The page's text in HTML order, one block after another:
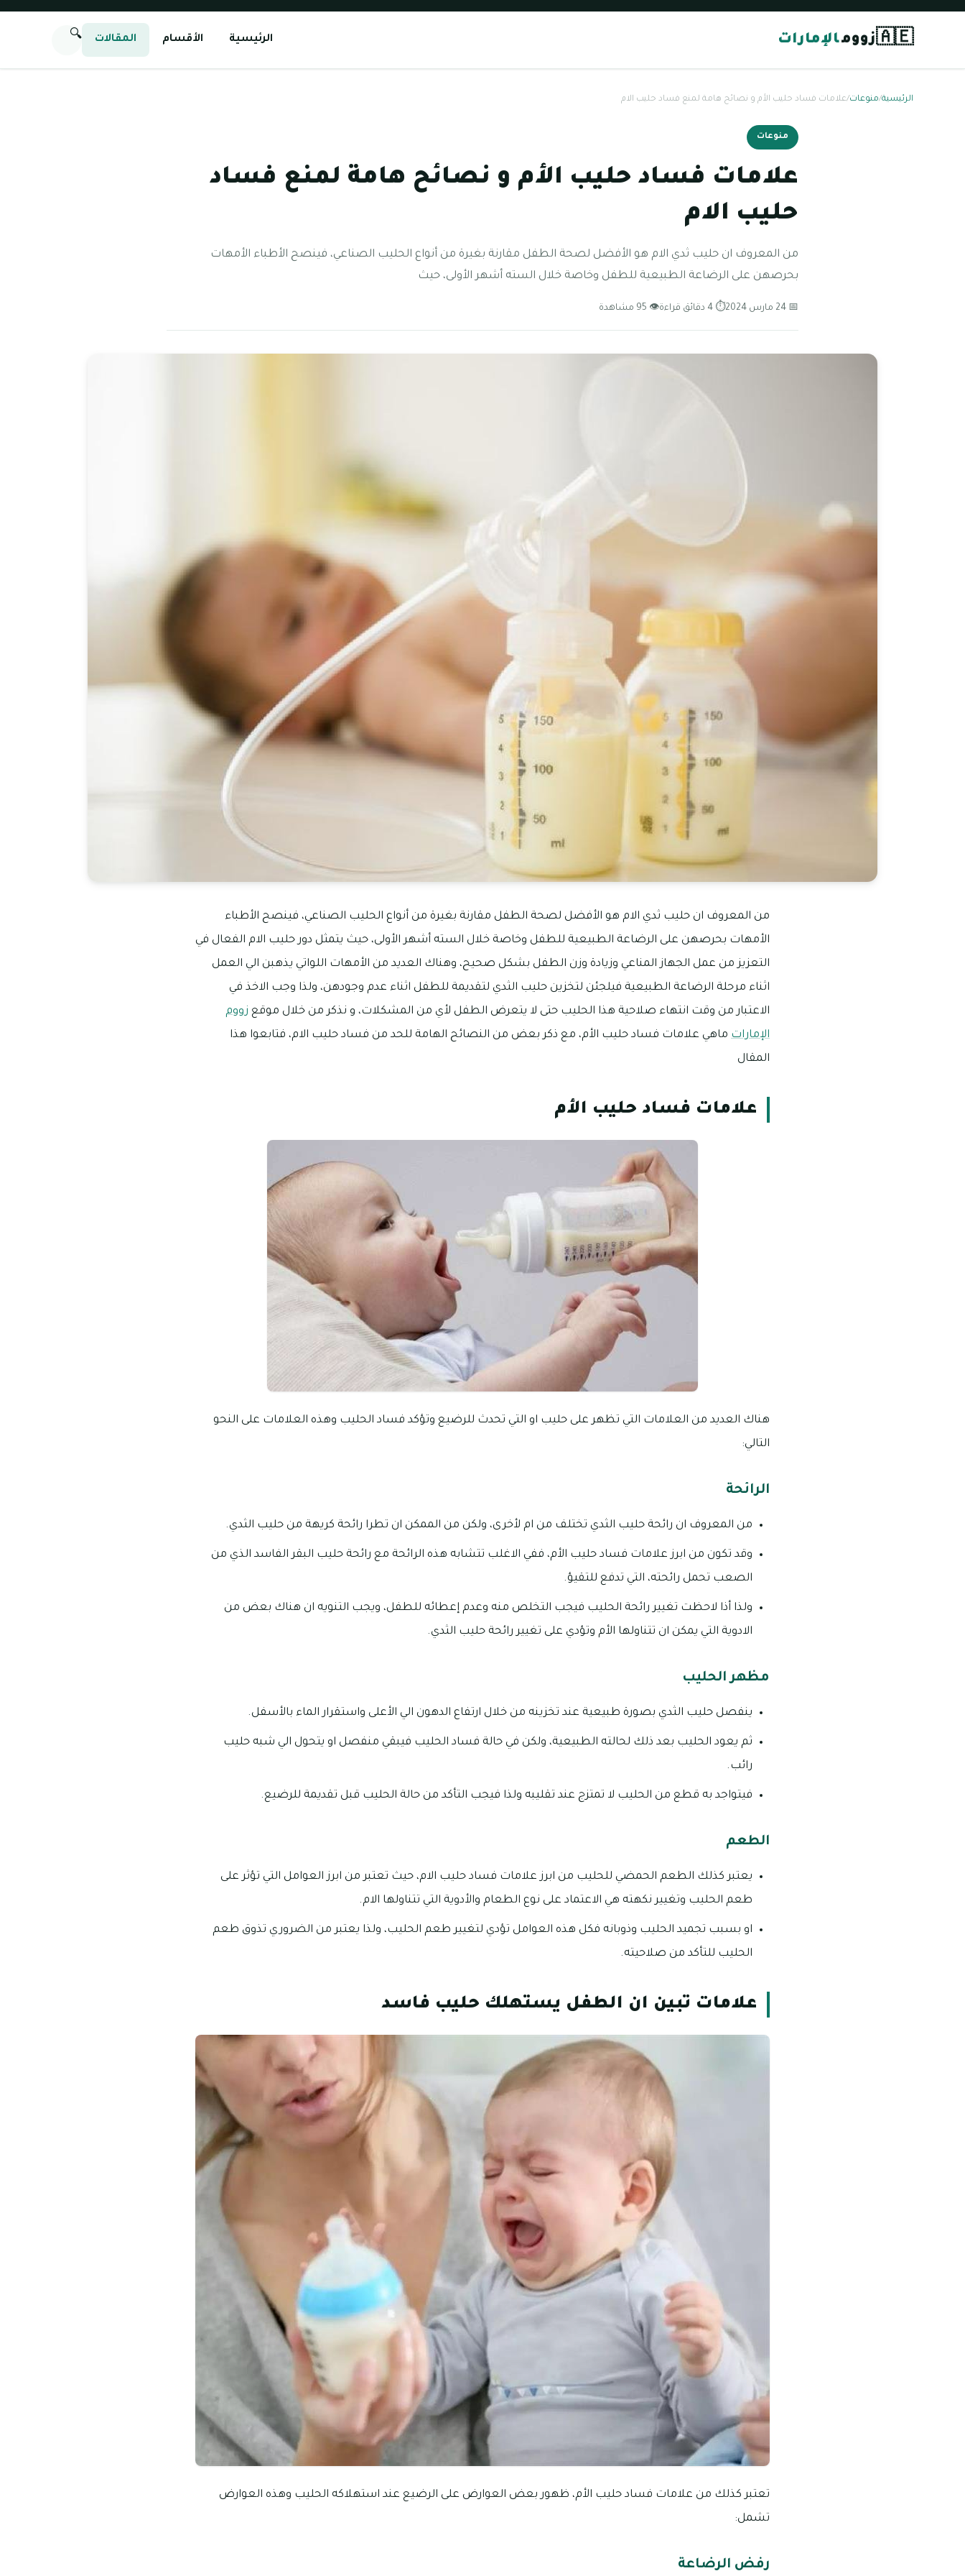
🇦🇪زوومالإمارات الرئيسية الأقسام المقالات 🔍
الرئيسية/منوعات/علامات فساد حليب الأم و نصائح هامة لمنع فساد حليب الام
منوعات
علامات فساد حليب الأم و نصائح هامة لمنع فساد
حليب الام
من المعروف ان حليب ثدي الام هو الأفضل لصحة الطفل مقارنة بغيرة من أنواع الحليب الصناعي، فينصح الأطباء الأمهات
بحرصهن على الرضاعة الطبيعية للطفل وخاصة خلال السته أشهر الأولى، حيث
📅 24 مارس 2024 ⏱ 4 دقائق قراءة 👁 95 مشاهدة
من المعروف ان حليب ثدي الام هو الأفضل لصحة الطفل مقارنة بغيرة من أنواع الحليب الصناعي، فينصح الأطباء
الأمهات بحرصهن على الرضاعة الطبيعية للطفل وخاصة خلال السته أشهر الأولى، حيث يتمثل دور حليب الام الفعال في
التعزيز من عمل الجهاز المناعي وزيادة وزن الطفل بشكل صحيح، وهناك العديد من الأمهات اللواتي يذهبن الي العمل
اثناء مرحلة الرضاعة الطبيعية فيلجئن لتخزين حليب الثدي لتقديمة للطفل اثناء عدم وجودهن، ولذا وجب الاخذ في
الاعتبار من وقت انتهاء صلاحية هذا الحليب حتى لا يتعرض الطفل لأي من المشكلات، و نذكر من خلال موقع زووم
الإمارات ماهي علامات فساد حليب الأم، مع ذكر بعض من النصائح الهامة للحد من فساد حليب الام، فتابعوا هذا
المقال
علامات فساد حليب الأم
هناك العديد من العلامات التي تظهر على حليب او التي تحدث للرضيع وتؤكد فساد الحليب وهذه العلامات على النحو
التالي:
الرائحة
من المعروف ان رائحة حليب الثدي تختلف من ام لأخرى، ولكن من الممكن ان تطرا رائحة كريهة من حليب الثدي.
وقد تكون من ابرز علامات فساد حليب الأم، ففي الاغلب تتشابه هذه الرائحة مع رائحة حليب البقر الفاسد الذي من
الصعب تحمل رائحته، التي تدفع للتقيؤ.
ولذا أذا لاحظت تغيير رائحة الحليب فيجب التخلص منه وعدم إعطائه للطفل، ويجب التنويه ان هناك بعض من
الادوية التي يمكن ان تتناولها الأم وتؤدي على تغيير رائحة حليب الثدي.
مظهر الحليب
ينفصل حليب الثدي بصورة طبيعية عند تخزينه من خلال ارتفاع الدهون الي الأعلى واستقرار الماء بالأسفل.
ثم يعود الحليب بعد ذلك لحالته الطبيعية، ولكن في حالة فساد الحليب فيبقي منفصل او يتحول الي شبه حليب
رائب.
فيتواجد به قطع من الحليب لا تمتزج عند تقليبه ولذا فيجب التأكد من حالة الحليب قبل تقديمة للرضيع.
الطعم
يعتبر كذلك الطعم الحمضي للحليب من ابرز علامات فساد حليب الام، حيث تعتبر من ابرز العوامل التي تؤثر على
طعم الحليب وتغيير نكهته هي الاعتماد على نوع الطعام والأدوية التي تتناولها الام.
او بسبب تجميد الحليب وذوبانه فكل هذه العوامل تؤدي لتغيير طعم الحليب، ولذا يعتبر من الضروري تذوق طعم
الحليب للتأكد من صلاحيته.
علامات تبين ان الطفل يستهلك حليب فاسد
تعتبر كذلك من علامات فساد حليب الأم، ظهور بعض العوارض على الرضيع عند استهلاكه الحليب وهذه العوارض
تشمل:
رفض الرضاعة